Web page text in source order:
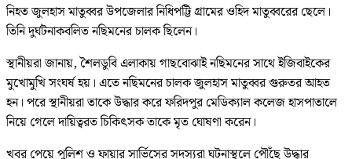
নিহত জুলহাস মাতুব্বর উপজেলার নিধিপট্টি গ্রামের ওহিদ মাতুব্বরের ছেলে।
তিনি দুর্ঘটনাকবলিত নছিমনের চালক ছিলেন।
স্থানীয়রা জানায়, শৈলডুবি এলাকায় গাছবোঝাই নছিমনের সাথে ইজিবাইকের
মুখোমুখি সংঘর্ষ হয়। এতে নছিমনের চালক জুলহাস মাতুব্বর গুরুতর আহত
হন। পরে স্থানীয়রা তাকে উদ্ধার করে ফরিদপুর মেডিক্যাল কলেজ হাসপাতালে
নিয়ে গেলে দায়িত্বরত চিকিৎসক তাকে মৃত ঘোষণা করেন।
খবর পেয়ে পুলিশ ও ফায়ার সার্ভিসের সদস্যরা ঘটনাস্থলে পৌঁছে উদ্ধার